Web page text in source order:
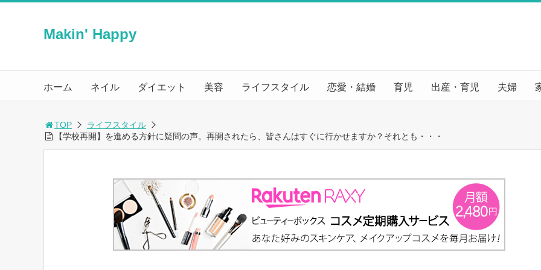
Makin' Happy
ホーム ネイル ダイエット 美容 ライフスタイル 恋愛・結婚 育児 出産・育児 夫婦
TOP
ライフスタイル
【学校再開】を進める方針に疑問の声。再開されたら、皆さんはすぐに行かせますか？それとも・・・